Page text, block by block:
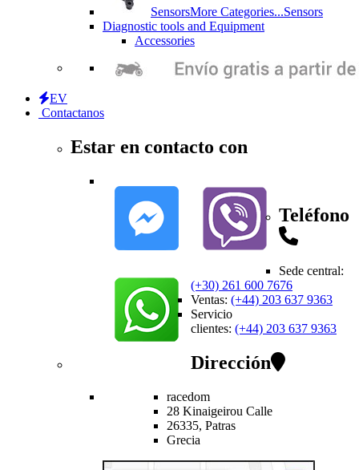
SensorsMore Categories...Sensors
Diagnostic tools and Equipment
Accessories
EV
Contactanos
Estar en contacto con
Teléfono
Sede central:
(+30) 261 600 7676
Ventas: (+44) 203 637 9363
Servicio
clientes: (+44) 203 637 9363
Dirección
racedom
28 Kinaigeirou Calle
26335, Patras
Grecia